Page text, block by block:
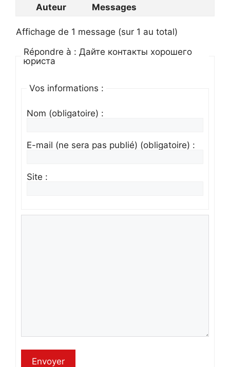
Auteur
Messages
Affichage de 1 message (sur 1 au total)
Répondre à : Дайте контакты хорошего
юриста
Vos informations :
Nom (obligatoire) :
E-mail (ne sera pas publié) (obligatoire) :
Site :
Envoyer